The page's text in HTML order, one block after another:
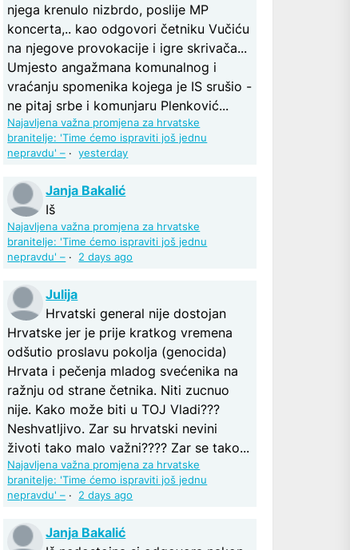
njega krenulo nizbrdo, poslije MP
koncerta,.. kao odgovori četniku Vučiću
na njegove provokacije i igre skrivača...
Umjesto angažmana komunalnog i
vraćanju spomenika kojega je IS srušio -
ne pitaj srbe i komunjaru Plenković...
Najavljena važna promjena za hrvatske
branitelje: 'Time ćemo ispraviti još jednu
nepravdu' – ·yesterday
Janja Bakalić
Iš
Najavljena važna promjena za hrvatske
branitelje: 'Time ćemo ispraviti još jednu
nepravdu' – · 2 days ago
Julija
Hrvatski general nije dostojan
Hrvatske jer je prije kratkog vremena
odšutio proslavu pokolja (genocida)
Hrvata i pečenja mladog svećenika na
ražnju od strane četnika. Niti zucnuo
nije. Kako može biti u TOJ Vladi???
Neshvatljivo. Zar su hrvatski nevini
životi tako malo važni???? Zar se tako...
Najavljena važna promjena za hrvatske
branitelje: 'Time ćemo ispraviti još jednu
nepravdu' – · 2 days ago
Janja Bakalić